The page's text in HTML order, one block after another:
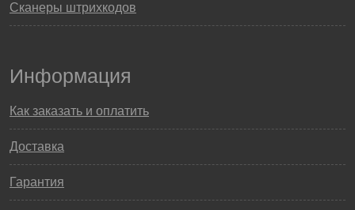
Сканеры штрихкодов
Информация
Как заказать и оплатить
Доставка
Гарантия